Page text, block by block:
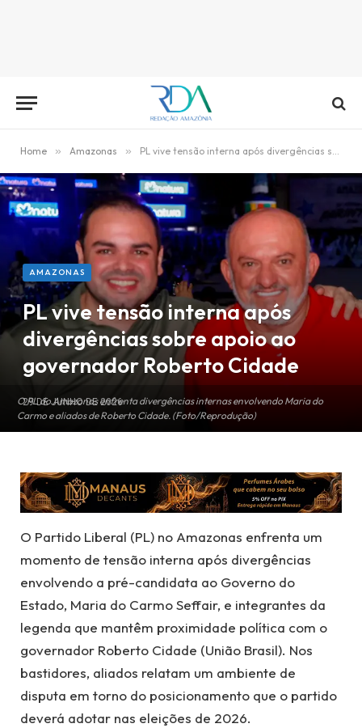
Home » Amazonas » PL vive tensão interna após divergências sobre apoio ao governador Roberto Cidade
O PL do Amazonas enfrenta divergências internas envolvendo Maria do
Carmo e aliados de Roberto Cidade. (Foto/Reprodução)
AMAZONAS
PL vive tensão interna após
divergências sobre apoio ao
governador Roberto Cidade
29 DE JUNHO DE 2026
O Partido Liberal (PL) no Amazonas enfrenta um
momento de tensão interna após divergências
envolvendo a pré-candidata ao Governo do
Estado, Maria do Carmo Seffair, e integrantes da
legenda que mantêm proximidade política com o
governador Roberto Cidade (União Brasil). Nos
bastidores, aliados relatam um ambiente de
disputa em torno do posicionamento que o partido
deverá adotar nas eleições de 2026.